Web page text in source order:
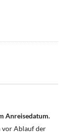
Anreisedatum.
vor Ablauf der